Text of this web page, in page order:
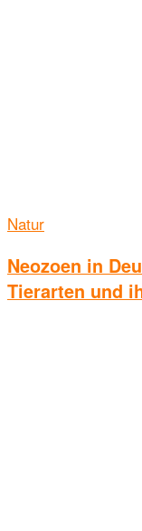
Natur
Neozoen in
Tierarten und